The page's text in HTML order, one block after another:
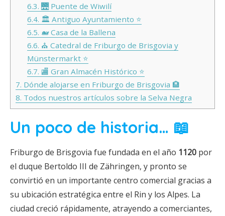
6.3. 🌉 Puente de Wiwilí
6.4. 🏛 Antiguo Ayuntamiento ⭐
6.5. 🐋 Casa de la Ballena
6.6. ⛪ Catedral de Friburgo de Brisgovia y
Münstermarkt ⭐
6.7. 🏬 Gran Almacén Histórico ⭐
7. Dónde alojarse en Friburgo de Brisgovia 🏨
8. Todos nuestros artículos sobre la Selva Negra
Un poco de historia… 📖
Friburgo de Brisgovia fue fundada en el año 1120 por
el duque Bertoldo III de Zähringen, y pronto se
convirtió en un importante centro comercial gracias a
su ubicación estratégica entre el Rin y los Alpes. La
ciudad creció rápidamente, atrayendo a comerciantes,